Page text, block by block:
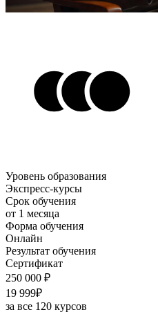
Уровень образования
Экспресс-курсы
Срок обучения
от 1 месяца
Форма обучения
Онлайн
Результат обучения
Сертификат
250 000 ₽
19 999₽
за все 120 курсов